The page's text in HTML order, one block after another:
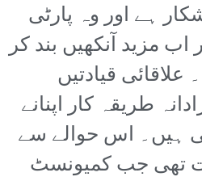
ہے اور وہ پارٹی
مزید آنکھیں بند کر
قیادتیں
طریقہ کار اپنانے
اس حوالے سے
تھی جب کمیونسٹ